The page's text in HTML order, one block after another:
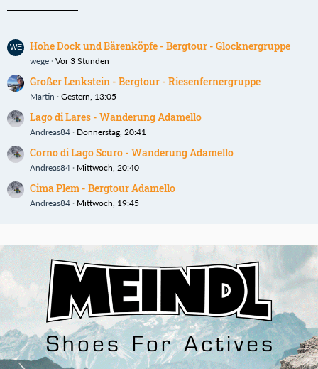
Hohe Dock und Bärenköpfe - Bergtour - Glocknergruppe
wege Vor 3 Stunden
Großer Lenkstein - Bergtour - Riesenfernergruppe
Martin Gestern, 13:05
Lago di Lares - Wanderung Adamello
Andreas84 Donnerstag, 20:41
Corno di Lago Scuro - Wanderung Adamello
Andreas84 Mittwoch, 20:40
Cima Plem - Bergtour Adamello
Andreas84 Mittwoch, 19:45